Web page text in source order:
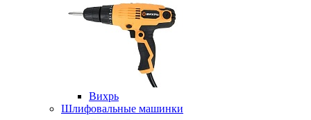
Вихрь
Шлифовальные машинки